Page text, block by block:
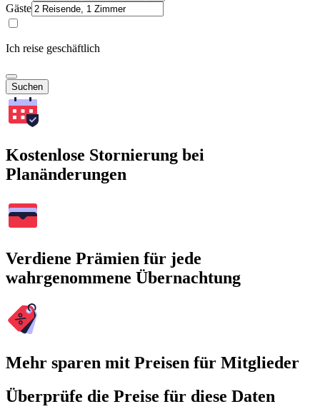
Gäste
Ich reise geschäftlich
Suchen
Kostenlose Stornierung bei
Planänderungen
Verdiene Prämien für jede
wahrgenommene Übernachtung
Mehr sparen mit Preisen für Mitglieder
Überprüfe die Preise für diese Daten